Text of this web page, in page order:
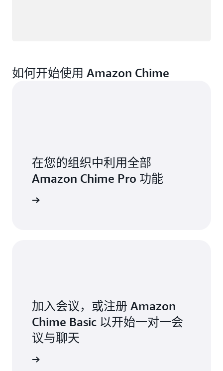
如何开始使用 Amazon Chime
在您的组织中利用全部
Amazon Chime Pro 功能
加入会议，或注册 Amazon
Chime Basic 以开始一对一会
议与聊天